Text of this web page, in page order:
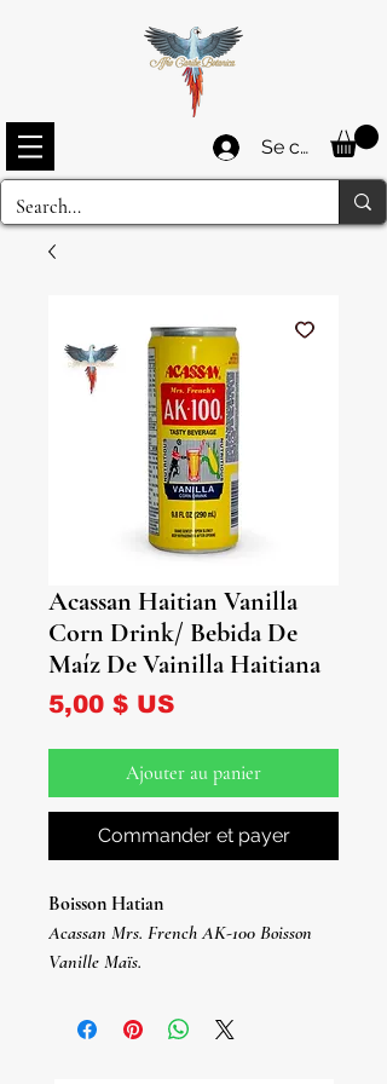
Se connecter
Acassan Haitian Vanilla
Corn Drink/ Bebida De
Maíz De Vainilla Haitiana
5,00 $ USPrix
Ajouter au panier
Commander et payer
Boisson Hatian
Acassan Mrs. French AK-100 Boisson
Vanille Maïs.
favori international. Riche en vitamines,